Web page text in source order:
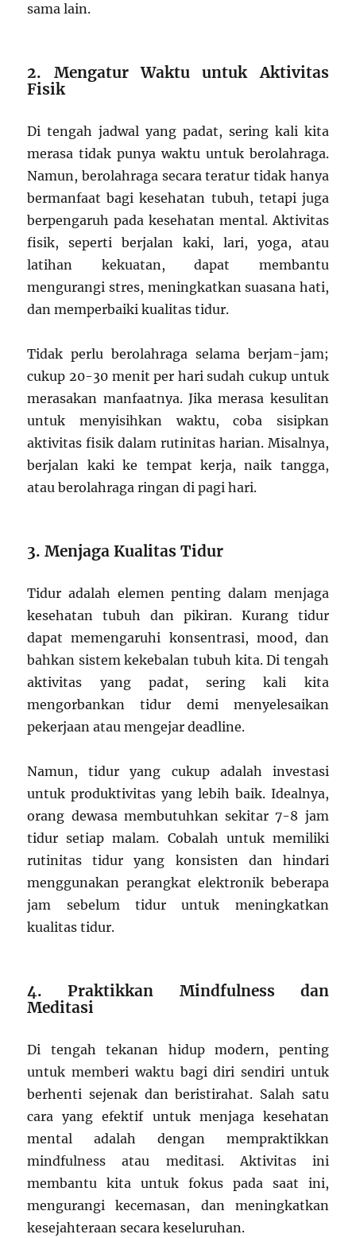
sama lain.
2. Mengatur Waktu untuk Aktivitas
Fisik
Di tengah jadwal yang padat, sering kali kita
merasa tidak punya waktu untuk berolahraga.
Namun, berolahraga secara teratur tidak hanya
bermanfaat bagi kesehatan tubuh, tetapi juga
berpengaruh pada kesehatan mental. Aktivitas
fisik, seperti berjalan kaki, lari, yoga, atau
latihan kekuatan, dapat membantu
mengurangi stres, meningkatkan suasana hati,
dan memperbaiki kualitas tidur.
Tidak perlu berolahraga selama berjam-jam;
cukup 20-30 menit per hari sudah cukup untuk
merasakan manfaatnya. Jika merasa kesulitan
untuk menyisihkan waktu, coba sisipkan
aktivitas fisik dalam rutinitas harian. Misalnya,
berjalan kaki ke tempat kerja, naik tangga,
atau berolahraga ringan di pagi hari.
3. Menjaga Kualitas Tidur
Tidur adalah elemen penting dalam menjaga
kesehatan tubuh dan pikiran. Kurang tidur
dapat memengaruhi konsentrasi, mood, dan
bahkan sistem kekebalan tubuh kita. Di tengah
aktivitas yang padat, sering kali kita
mengorbankan tidur demi menyelesaikan
pekerjaan atau mengejar deadline.
Namun, tidur yang cukup adalah investasi
untuk produktivitas yang lebih baik. Idealnya,
orang dewasa membutuhkan sekitar 7-8 jam
tidur setiap malam. Cobalah untuk memiliki
rutinitas tidur yang konsisten dan hindari
menggunakan perangkat elektronik beberapa
jam sebelum tidur untuk meningkatkan
kualitas tidur.
4. Praktikkan Mindfulness dan
Meditasi
Di tengah tekanan hidup modern, penting
untuk memberi waktu bagi diri sendiri untuk
berhenti sejenak dan beristirahat. Salah satu
cara yang efektif untuk menjaga kesehatan
mental adalah dengan mempraktikkan
mindfulness atau meditasi. Aktivitas ini
membantu kita untuk fokus pada saat ini,
mengurangi kecemasan, dan meningkatkan
kesejahteraan secara keseluruhan.